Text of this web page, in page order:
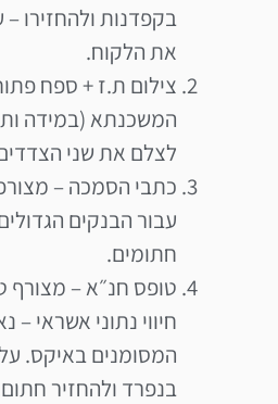
בקפדנות ולהחזירו
את הלקוח.
צילום ת.ז + ספח
המשכנתא (במידה
לצלם את שני
כתבי הסמכה –
עבור הבנקים
חתומים.
טופס חנ״א – מצורף
חיווי נתוני אשראי
המסומנים באיקס.
בנפרד ולהחזיר